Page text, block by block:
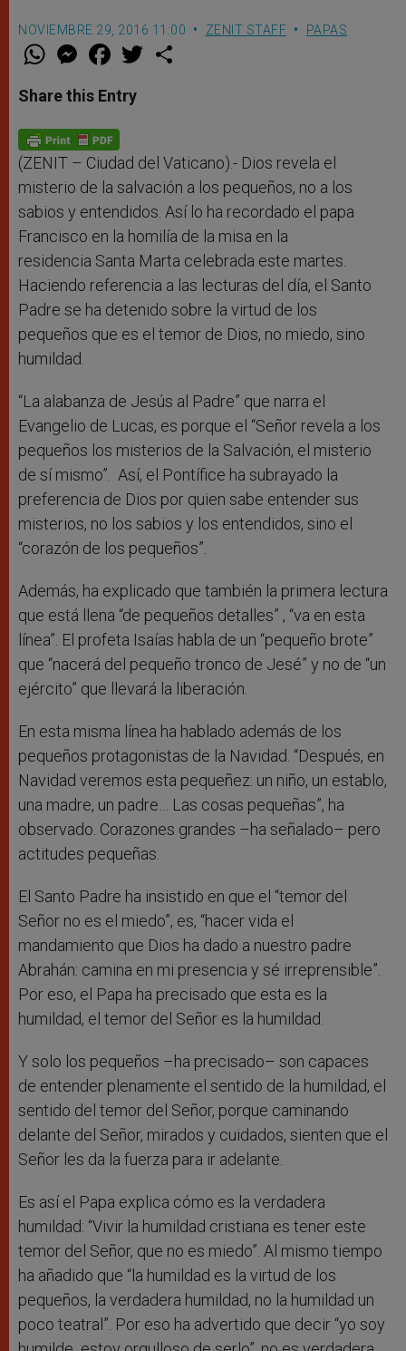
NOVIEMBRE 29, 2016 11:00 ZENIT STAFF PAPAS
W
t
s
p
p
M
e
s
e
g
e
F
a
e
b
o
k
w
Share this Entry
(ZENIT – Ciudad del Vaticano).- Dios revela el
misterio de la salvación a los pequeños, no a los
sabios y entendidos. Así lo ha recordado el papa
Francisco en la homilía de la misa en la
residencia Santa Marta celebrada este martes.
Haciendo referencia a las lecturas del día, el Santo
Padre se ha detenido sobre la virtud de los
pequeños que es el temor de Dios, no miedo, sino
humildad.
“La alabanza de Jesús al Padre” que narra el
Evangelio de Lucas, es porque el “Señor revela a los
pequeños los misterios de la Salvación, el misterio
de sí mismo”. Así, el Pontífice ha subrayado la
preferencia de Dios por quien sabe entender sus
misterios, no los sabios y los entendidos, sino el
“corazón de los pequeños”.
Además, ha explicado que también la primera lectura
que está llena “de pequeños detalles” , “va en esta
línea”. El profeta Isaías habla de un “pequeño brote”
que “nacerá del pequeño tronco de Jesé” y no de “un
ejército” que llevará la liberación.
En esta misma línea ha hablado además de los
pequeños protagonistas de la Navidad. “Después, en
Navidad veremos esta pequeñez: un niño, un establo,
una madre, un padre… Las cosas pequeñas”, ha
observado. Corazones grandes –ha señalado– pero
actitudes pequeñas.
El Santo Padre ha insistido en que el “temor del
Señor no es el miedo”, es, “hacer vida el
mandamiento que Dios ha dado a nuestro padre
Abrahán: camina en mi presencia y sé irreprensible”.
Por eso, el Papa ha precisado que esta es la
humildad, el temor del Señor es la humildad.
Y solo los pequeños –ha precisado– son capaces
de entender plenamente el sentido de la humildad, el
sentido del temor del Señor, porque caminando
delante del Señor, mirados y cuidados, sienten que el
Señor les da la fuerza para ir adelante.
Es así el Papa explica cómo es la verdadera
humildad: “Vivir la humildad cristiana es tener este
temor del Señor, que no es miedo”. Al mismo tiempo
ha añadido que “la humildad es la virtud de los
pequeños, la verdadera humildad, no la humildad un
poco teatral”. Por eso ha advertido que decir “yo soy